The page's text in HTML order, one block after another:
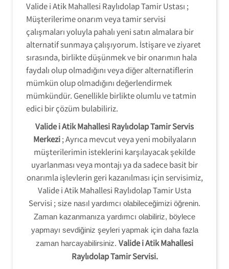
Valide i Atik Mahallesi Raylıdolap Tamir Ustası ;
Müşterilerime onarım veya tamir servisi
çalışmaları yoluyla pahalı yeni satın almalara bir
alternatif sunmaya çalışıyorum. İstişare ve ziyaret
sırasında, birlikte düşünmek ve bir onarımın hala
faydalı olup olmadığını veya diğer alternatiflerin
mümkün olup olmadığını değerlendirmek
mümkündür. Genellikle birlikte olumlu ve tatmin
edici bir çözüm bulabiliriz.
Valide i Atik Mahallesi Raylıdolap Tamir Servis
Merkezi; Ayrıca mevcut veya yeni mobilyaların
müşterilerimin isteklerini karşılayacak şekilde
uyarlanması veya montajı ya da sadece basit bir
onarımla işlevlerin geri kazanılması için servisimiz,
Valide i Atik Mahallesi Raylıdolap Tamir Usta
Servisi ; size nasıl yardımcı olabileceğimizi öğrenin.
Zaman kazanmanıza yardımcı olabiliriz, böylece
yapmayı sevdiğiniz şeyleri yapmak için daha fazla
zaman harcayabilirsiniz. Valide i Atik Mahallesi
Raylıdolap Tamir Servisi.